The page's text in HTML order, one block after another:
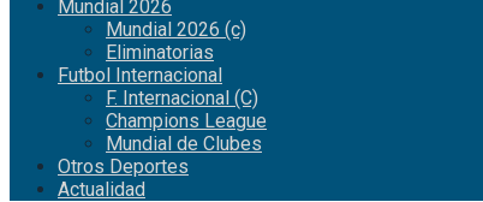
Mundial 2026
Mundial 2026 (c)
Eliminatorias
Futbol Internacional
F. Internacional (C)
Champions League
Mundial de Clubes
Otros Deportes
Actualidad